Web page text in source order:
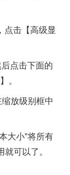
点击【高级显
点击下面的
。
放级别框中
大小”将所有
可以了。